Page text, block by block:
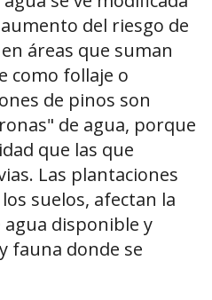
del riesgo de
áreas que suman
como follaje o
de pinos son
de agua, porque
que las que
Las plantaciones
suelos, afectan la
agua disponible y
fauna donde se